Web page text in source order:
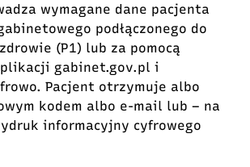
wymagane dane pacjenta
podłączonego do
(P1) lub za pomocą
gabinet.gov.pl i
Pacjent otrzymuje albo
kodem albo e-mail lub – na
informacyjny cyfrowego